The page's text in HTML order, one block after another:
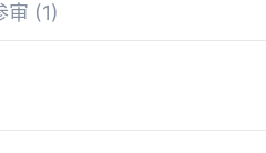
审 (1)